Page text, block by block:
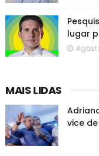
lugar
MAIS LIDAS
vice